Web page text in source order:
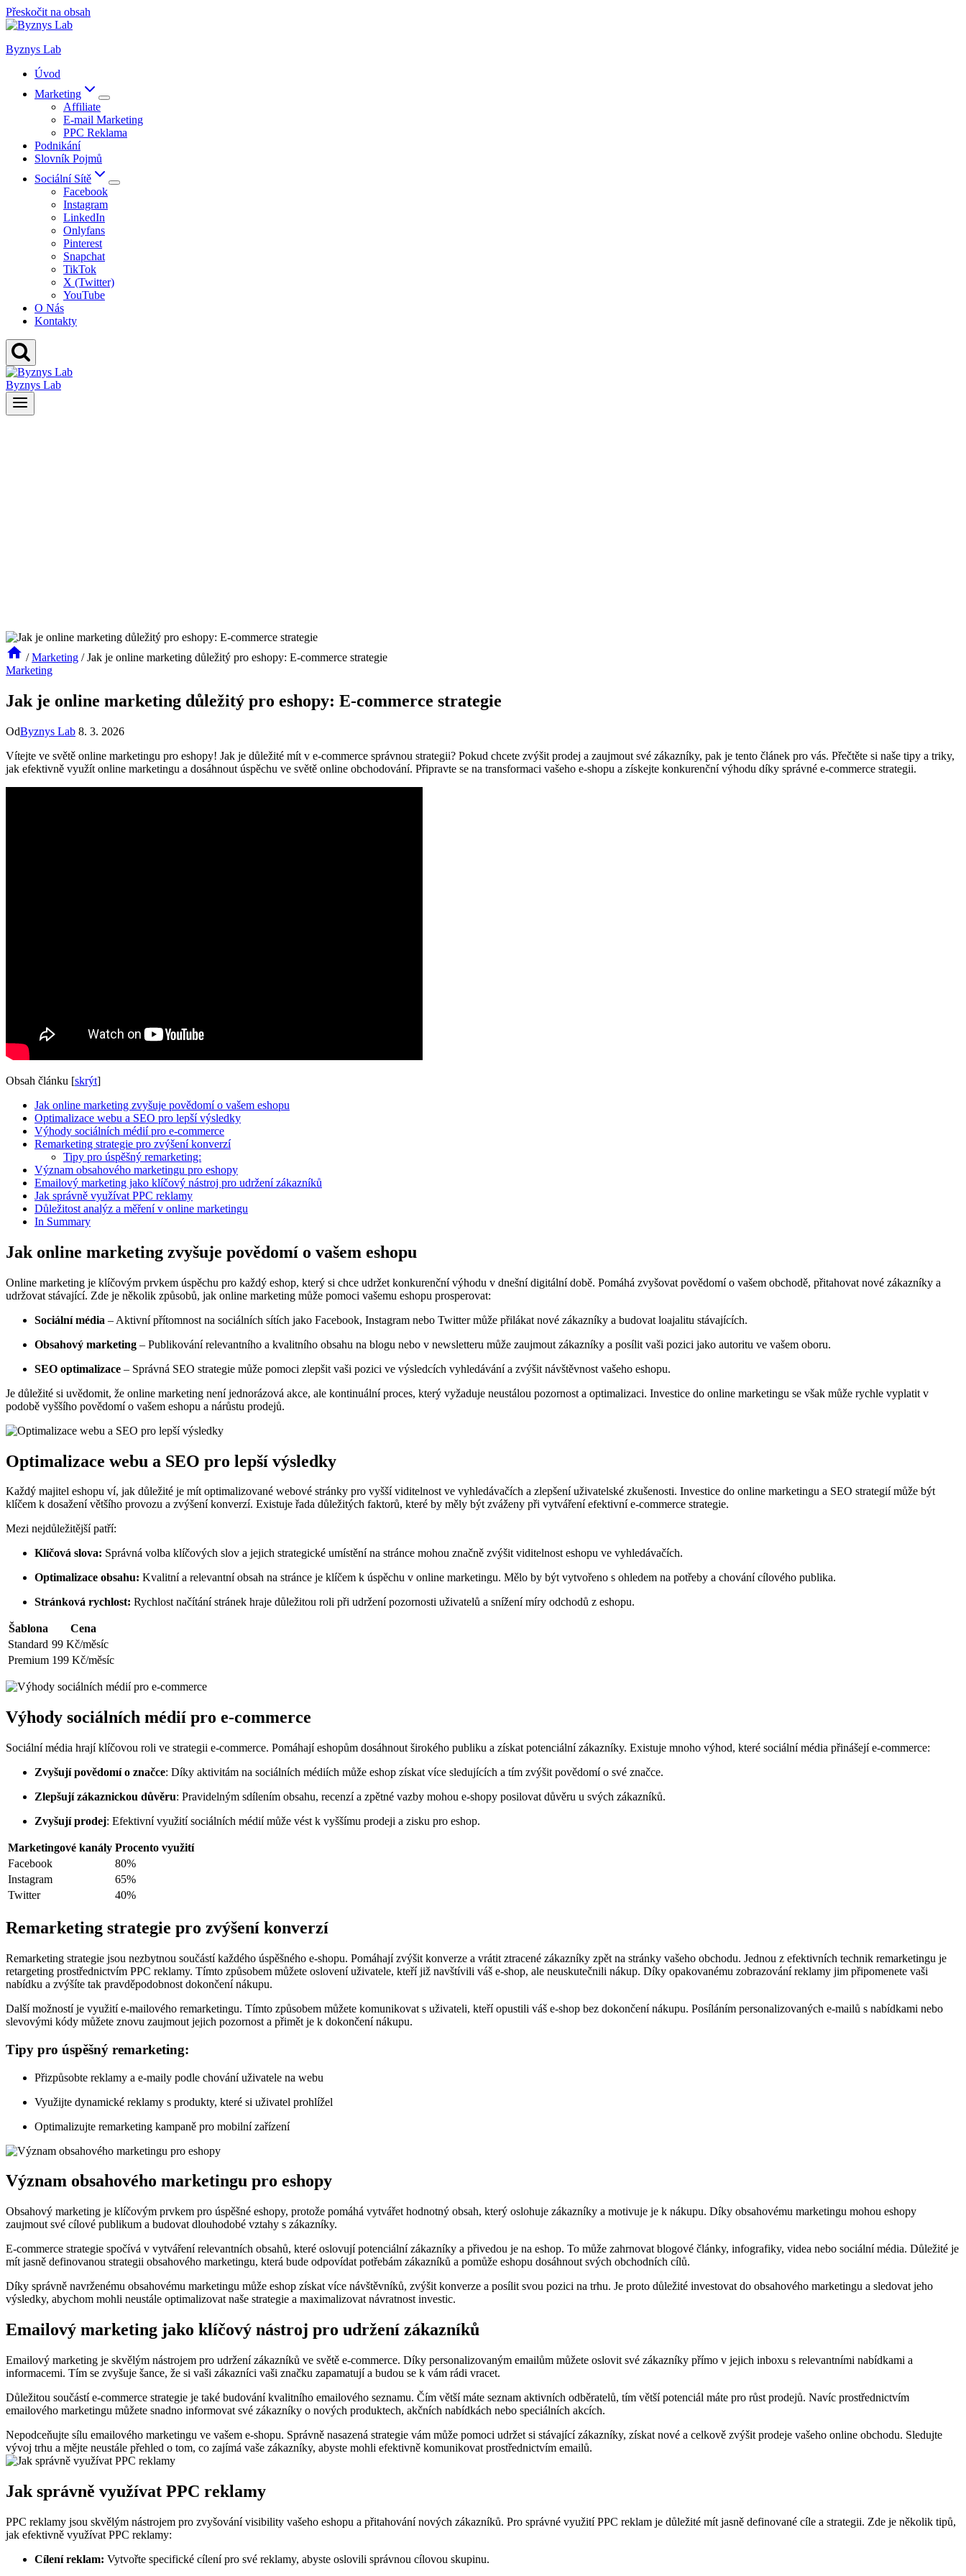
Přeskočit na obsah
Byznys Lab
Úvod
Marketing
Affiliate
E-mail Marketing
PPC Reklama
Podnikání
Slovník Pojmů
Sociální Sítě
Facebook
Instagram
LinkedIn
Onlyfans
Pinterest
Snapchat
TikTok
X (Twitter)
YouTube
O Nás
Kontakty
Byznys Lab
/ Marketing / Jak je online marketing důležitý pro eshopy: E-commerce strategie
Marketing
Jak je online marketing důležitý pro eshopy: E-commerce strategie
OdByznys Lab 8. 3. 2026
Vítejte ve světě online marketingu pro eshopy! Jak je důležité mít v e-commerce správnou strategii? Pokud chcete zvýšit prodej a zaujmout své zákazníky, pak je tento článek pro vás. Přečtěte si naše tipy a triky,
jak efektivně využít online marketingu a dosáhnout úspěchu ve světě online obchodování. Připravte se na transformaci vašeho e-shopu a získejte konkurenční výhodu díky správné e-commerce strategii.
Obsah článku [skrýt]
Jak online marketing zvyšuje povědomí o vašem eshopu
Optimalizace webu a SEO pro lepší výsledky
Výhody sociálních médií pro e-commerce
Remarketing strategie pro zvýšení konverzí
Tipy pro úspěšný remarketing:
Význam obsahového marketingu pro eshopy
Emailový marketing jako klíčový nástroj pro udržení zákazníků
Jak správně využívat PPC reklamy
Důležitost analýz a měření v online marketingu
In Summary
Jak online marketing zvyšuje povědomí o vašem eshopu
Online marketing je klíčovým prvkem úspěchu pro každý eshop, který si chce udržet konkurenční výhodu v dnešní digitální době. Pomáhá zvyšovat povědomí o vašem obchodě, přitahovat nové zákazníky a
udržovat stávající. Zde je několik způsobů, jak online marketing může pomoci vašemu eshopu prosperovat:
Sociální média – Aktivní přítomnost na sociálních sítích jako Facebook, Instagram nebo Twitter může přilákat nové zákazníky a budovat loajalitu stávajících.
Obsahový marketing – Publikování relevantního a kvalitního obsahu na blogu nebo v newsletteru může zaujmout zákazníky a posílit vaši pozici jako autoritu ve vašem oboru.
SEO optimalizace – Správná SEO strategie může pomoci zlepšit vaši pozici ve výsledcích vyhledávání a zvýšit návštěvnost vašeho eshopu.
Je důležité si uvědomit, že online marketing není jednorázová akce, ale kontinuální proces, který vyžaduje neustálou pozornost a optimalizaci. Investice do online marketingu se však může rychle vyplatit v
podobě vyššího povědomí o vašem eshopu a nárůstu prodejů.
Optimalizace webu a SEO pro lepší výsledky
Každý majitel eshopu ví, jak důležité je mít optimalizované webové stránky pro vyšší viditelnost ve vyhledávačích a zlepšení uživatelské zkušenosti. Investice do online marketingu a SEO strategií může být
klíčem k dosažení většího provozu a zvýšení konverzí. Existuje řada důležitých faktorů, které by měly být zváženy při vytváření efektivní e-commerce strategie.
Mezi nejdůležitější patří:
Klíčová slova: Správná volba klíčových slov a jejich strategické umístění na stránce mohou značně zvýšit viditelnost eshopu ve vyhledávačích.
Optimalizace obsahu: Kvalitní a relevantní obsah na stránce je klíčem k úspěchu v online marketingu. Mělo by být vytvořeno s ohledem na potřeby a chování cílového publika.
Stránková rychlost: Rychlost načítání stránek hraje důležitou roli při udržení pozornosti uživatelů a snížení míry odchodů z eshopu.
Šablona
Cena
Standard 99 Kč/měsíc
Premium 199 Kč/měsíc
Výhody sociálních médií pro e-commerce
Sociální média hrají klíčovou roli ve strategii e-commerce. Pomáhají eshopům dosáhnout širokého publiku a získat potenciální zákazníky. Existuje mnoho výhod, které sociální média přinášejí e-commerce:
Zvyšují povědomí o značce: Díky aktivitám na sociálních médiích může eshop získat více sledujících a tím zvýšit povědomí o své značce.
Zlepšují zákaznickou důvěru: Pravidelným sdílením obsahu, recenzí a zpětné vazby mohou e-shopy posilovat důvěru u svých zákazníků.
Zvyšují prodej: Efektivní využití sociálních médií může vést k vyššímu prodeji a zisku pro eshop.
Marketingové kanály Procento využití
Facebook
80%
Instagram
65%
Twitter
40%
Remarketing strategie pro zvýšení konverzí
Remarketing strategie jsou nezbytnou součástí každého úspěšného e-shopu. Pomáhají zvýšit konverze a vrátit ztracené zákazníky zpět na stránky vašeho obchodu. Jednou z efektivních technik remarketingu je
retargeting prostřednictvím PPC reklamy. Tímto způsobem můžete oslovení uživatele, kteří již navštívili váš e-shop, ale neuskutečnili nákup. Díky opakovanému zobrazování reklamy jim připomenete vaši
nabídku a zvýšíte tak pravděpodobnost dokončení nákupu.
Další možností je využití e-mailového remarketingu. Tímto způsobem můžete komunikovat s uživateli, kteří opustili váš e-shop bez dokončení nákupu. Posíláním personalizovaných e-mailů s nabídkami nebo
slevovými kódy můžete znovu zaujmout jejich pozornost a přimět je k dokončení nákupu.
Tipy pro úspěšný remarketing:
Přizpůsobte reklamy a e-maily podle chování uživatele na webu
Využijte dynamické reklamy s produkty, které si uživatel prohlížel
Optimalizujte remarketing kampaně pro mobilní zařízení
Význam obsahového marketingu pro eshopy
Obsahový marketing je klíčovým prvkem pro úspěšné eshopy, protože pomáhá vytvářet hodnotný obsah, který oslohuje zákazníky a motivuje je k nákupu. Díky obsahovému marketingu mohou eshopy
zaujmout své cílové publikum a budovat dlouhodobé vztahy s zákazníky.
E-commerce strategie spočívá v vytváření relevantních obsahů, které oslovují potenciální zákazníky a přivedou je na eshop. To může zahrnovat blogové články, infografiky, videa nebo sociální média. Důležité je
mít jasně definovanou strategii obsahového marketingu, která bude odpovídat potřebám zákazníků a pomůže eshopu dosáhnout svých obchodních cílů.
Díky správně navrženému obsahovému marketingu může eshop získat více návštěvníků, zvýšit konverze a posílit svou pozici na trhu. Je proto důležité investovat do obsahového marketingu a sledovat jeho
výsledky, abychom mohli neustále optimalizovat naše strategie a maximalizovat návratnost investic.
Emailový marketing jako klíčový nástroj pro udržení zákazníků
Emailový marketing je skvělým nástrojem pro udržení zákazníků ve světě e-commerce. Díky personalizovaným emailům můžete oslovit své zákazníky přímo v jejich inboxu s relevantními nabídkami a
informacemi. Tím se zvyšuje šance, že si vaši zákazníci vaši značku zapamatují a budou se k vám rádi vracet.
Důležitou součástí e-commerce strategie je také budování kvalitního emailového seznamu. Čím větší máte seznam aktivních odběratelů, tím větší potenciál máte pro růst prodejů. Navíc prostřednictvím
emailového marketingu můžete snadno informovat své zákazníky o nových produktech, akčních nabídkách nebo speciálních akcích.
Nepodceňujte sílu emailového marketingu ve vašem e-shopu. Správně nasazená strategie vám může pomoci udržet si stávající zákazníky, získat nové a celkově zvýšit prodeje vašeho online obchodu. Sledujte
vývoj trhu a mějte neustále přehled o tom, co zajímá vaše zákazníky, abyste mohli efektivně komunikovat prostřednictvím emailů.
Jak správně využívat PPC reklamy
PPC reklamy jsou skvělým nástrojem pro zvyšování visibility vašeho eshopu a přitahování nových zákazníků. Pro správné využití PPC reklam je důležité mít jasně definované cíle a strategii. Zde je několik tipů,
jak efektivně využívat PPC reklamy:
Cílení reklam: Vytvořte specifické cílení pro své reklamy, abyste oslovili správnou cílovou skupinu.